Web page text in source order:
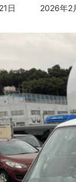
日
最
:
2026年2